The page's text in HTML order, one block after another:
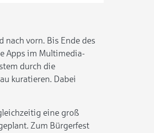
nach vorn. Bis Ende des
Apps im Multimedia-
durch die
kuratieren. Dabei
eine groß
Zum Bürgerfest